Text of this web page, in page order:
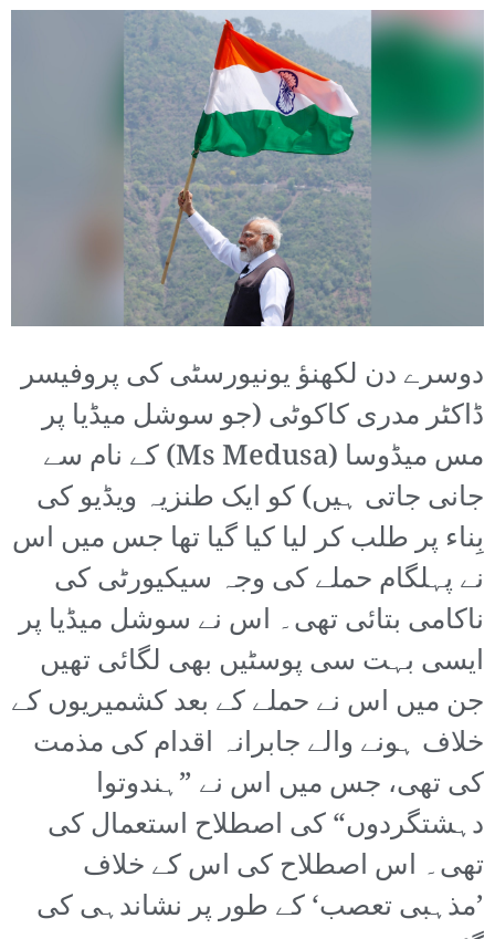
دوسرے دن لکھنؤ یونیورسٹی کی پروفیسر
ڈاکٹر مدری کاکوٹی (جو سوشل میڈیا پر
مس میڈوسا (Ms Medusa) کے نام سے
جانی جاتی ہیں) کو ایک طنزیہ ویڈیو کی
بِناء پر طلب کر لیا کیا گیا تھا جس میں اس
نے پہلگام حملے کی وجہ سیکیورٹی کی
ناکامی بتائی تھی۔ اس نے سوشل میڈیا پر
ایسی بہت سی پوسٹیں بھی لگائی تھیں
جن میں اس نے حملے کے بعد کشمیریوں کے
خلاف ہونے والے جابرانہ اقدام کی مذمت
کی تھی، جس میں اس نے ”ہندوتوا
دہشتگردوں“ کی اصطلاح استعمال کی
تھی۔ اس اصطلاح کی اس کے خلاف
’مذہبی تعصب‘ کے طور پر نشاندہی کی